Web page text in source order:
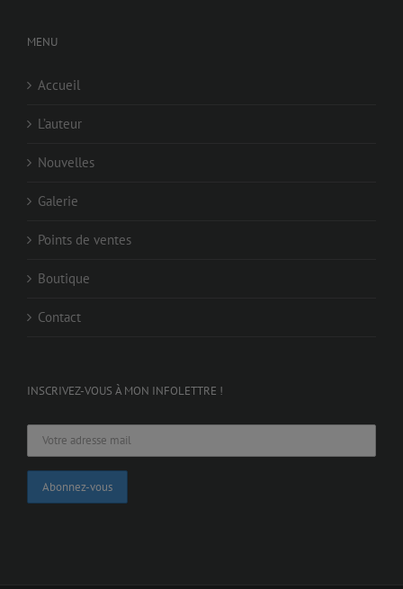
MENU
Accueil
L’auteur
Nouvelles
Galerie
Points de ventes
Boutique
Contact
INSCRIVEZ-VOUS À MON INFOLETTRE !